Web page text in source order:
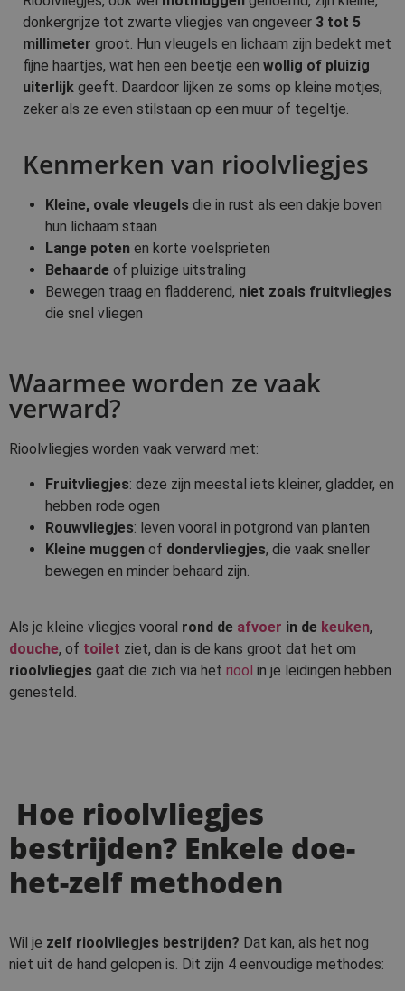
donkergrijze tot zwarte vliegjes van ongeveer 3 tot 5
millimeter groot. Hun vleugels en lichaam zijn bedekt met
fijne haartjes, wat hen een beetje een wollig of pluizig
uiterlijk geeft. Daardoor lijken ze soms op kleine motjes,
zeker als ze even stilstaan op een muur of tegeltje.
Kenmerken van rioolvliegjes
Kleine, ovale vleugels die in rust als een dakje boven
hun lichaam staan
Lange poten en korte voelsprieten
Behaarde of pluizige uitstraling
Bewegen traag en fladderend, niet zoals fruitvliegjes
die snel vliegen
Waarmee worden ze vaak
verward?
Rioolvliegjes worden vaak verward met:
Fruitvliegjes: deze zijn meestal iets kleiner, gladder, en
hebben rode ogen
Rouwvliegjes: leven vooral in potgrond van planten
Kleine muggen of dondervliegjes, die vaak sneller
bewegen en minder behaard zijn.
Als je kleine vliegjes vooral rond de afvoer in de keuken,
douche, of toilet ziet, dan is de kans groot dat het om
rioolvliegjes gaat die zich via het riool in je leidingen hebben
genesteld.
Hoe rioolvliegjes
bestrijden? Enkele doe-
het-zelf methoden
Wil je zelf rioolvliegjes bestrijden? Dat kan, als het nog
niet uit de hand gelopen is. Dit zijn 4 eenvoudige methodes: